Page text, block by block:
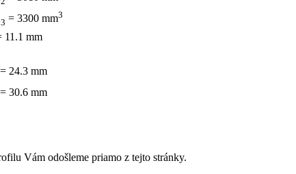
= 3300 mm3
11.1 mm
= 24.3 mm
= 30.6 mm
Vám odošleme priamo z tejto stránky.